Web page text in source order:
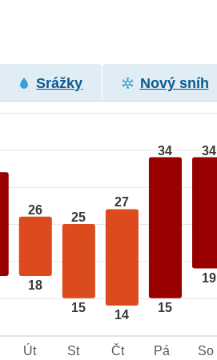
Srážky Nový sníh
26
18
25
15
27
14
34
15
34
19
Út St Čt Pá So